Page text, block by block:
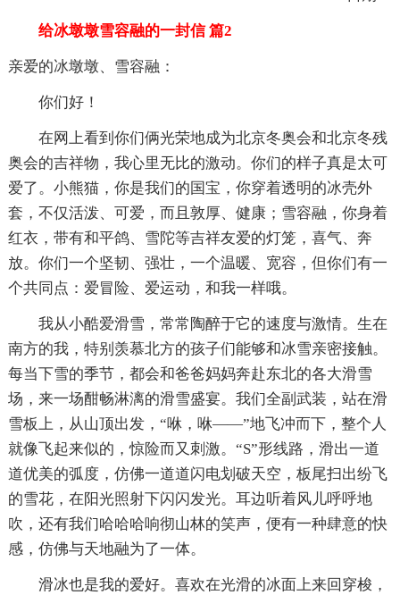
给冰墩墩雪容融的一封信 篇2
亲爱的冰墩墩、雪容融：
你们好！
在网上看到你们俩光荣地成为北京冬奥会和北京冬残
奥会的吉祥物，我心里无比的激动。你们的样子真是太可
爱了。小熊猫，你是我们的国宝，你穿着透明的冰壳外
套，不仅活泼、可爱，而且敦厚、健康；雪容融，你身着
红衣，带有和平鸽、雪陀等吉祥友爱的灯笼，喜气、奔
放。你们一个坚韧、强壮，一个温暖、宽容，但你们有一
个共同点：爱冒险、爱运动，和我一样哦。
我从小酷爱滑雪，常常陶醉于它的速度与激情。生在
南方的我，特别羡慕北方的孩子们能够和冰雪亲密接触。
每当下雪的季节，都会和爸爸妈妈奔赴东北的各大滑雪
场，来一场酣畅淋漓的滑雪盛宴。我们全副武装，站在滑
雪板上，从山顶出发，“咻，咻——”地飞冲而下，整个人
就像飞起来似的，惊险而又刺激。“S”形线路，滑出一道
道优美的弧度，仿佛一道道闪电划破天空，板尾扫出纷飞
的雪花，在阳光照射下闪闪发光。耳边听着风儿呼呼地
吹，还有我们哈哈哈响彻山林的笑声，便有一种肆意的快
感，仿佛与天地融为了一体。
滑冰也是我的爱好。喜欢在光滑的冰面上来回穿梭，